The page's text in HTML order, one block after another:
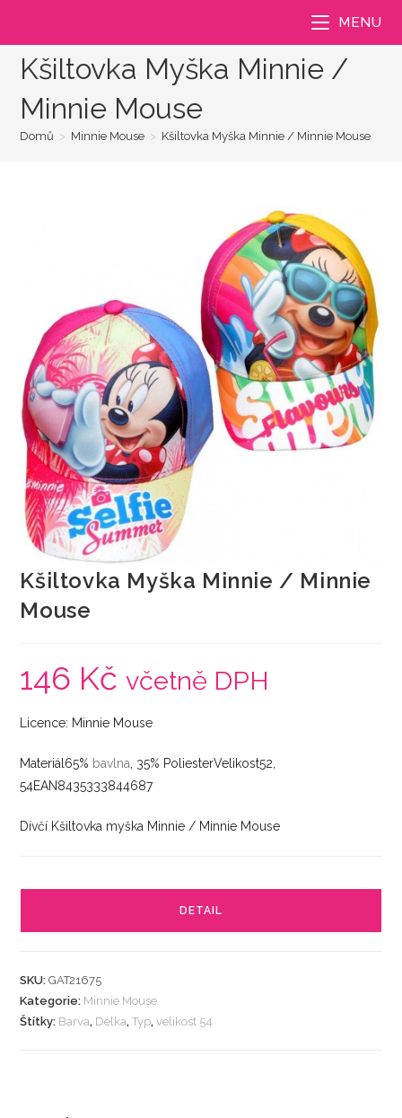
MENU
Kšiltovka Myška Minnie /
Minnie Mouse
Domů > Minnie Mouse > Kšiltovka Myška Minnie / Minnie Mouse
Kšiltovka Myška Minnie / Minnie
Mouse
146 Kč včetně DPH
Licence: Minnie Mouse
Materiál65% bavlna , 35% PoliesterVelikost52,
54EAN8435333844687
Dívčí Kšiltovka myška Minnie / Minnie Mouse
DETAIL
SKU:GAT21675
Kategorie: Minnie Mouse
Štítky: Barva, Délka,Typ,velikost 54